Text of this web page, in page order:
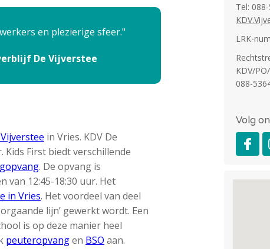
en plezierige sfeer.
De Vijverstee
in Vries. KDV De
First biedt verschillende
. De opvang is
van 12:45-18:30 uur. Het
in Vries. Het voordeel van deel
lijn’ gewerkt wordt. Een
is op deze manier heel
peuteropvangen BSO aan.
Tel:
LRK-
KDV/
088-
Volg